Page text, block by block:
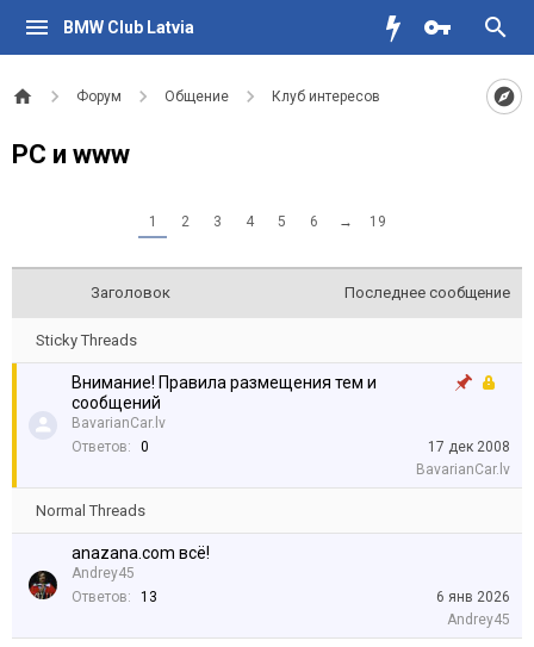
BMW Club Latvia
Форум Общение Клуб интересов
PC и www
1 2 3 4 5 6 → 19
Заголовок Последнее сообщение
Sticky Threads
Внимание! Правила размещения тем и
сообщений
BavarianCar.lv
Ответов:
0
17 дек 2008
BavarianCar.lv
Normal Threads
anazana.com всё!
Andrey45
Ответов:
13
6 янв 2026
Andrey45